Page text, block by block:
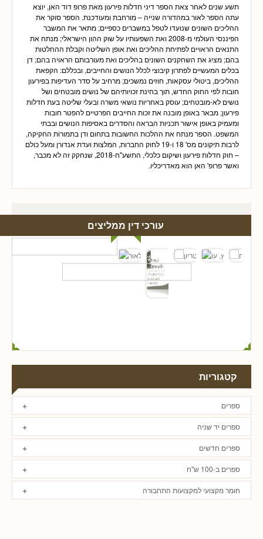
תשע שנים לאחר צאת הספר דיני חדלות פירעון מאת פרופ דוד האן, יוצא
עתה הספר לאור במהדורה שנייה – מורחבת ומעודכנת. הספר סוקר את
ההליכים השונים שנועדו לטפל במשברים כספיים; מתאר את המשבר
הפיננסי העולמי מ-2008 ואת השפעותיו על שוק ההון הישראלי; מנתח את
התנאים הראויים לפתיחת ההליכים ואת אופן השליטה וקבלת ההחלטות
בהם; מציג את השחקנים השונים בהליכים ואת מעורבותם הראויה בהם; דן
בכלים המעשיים לפתרון קיבוצי לכלל הנושים והחייבים, ובכללם: הקפאת
ההליכים, ביטולי עסקאות, חוזים נמשכים; מרחיב על סדר העדיפות בפירעון
חובות לפי החוק החדש, תוך בחינת זכויותיהם של נושים מובטחים ושל
נושים לא-מובטחים; עוסק באחריות נושאי משרה ובעלי שליטה בעת חדלות
פירעון; מבאר באופן מובנה את זכות החייבים הפרטיים להפטר חובות
ומעמיק באופן אישור תכניות הבראה והסדרים באסיפות הנושים ובבתי
המשפט. הספר מנתח את ההלכות החשובות בתחום ודן בתמורות החקיקה,
לרבות תיקונים מס' 18 ו-19 לחוק החברות, המלצות ועדת אנדורן ומעל כולם
– חוק חדלות פירעון ושיקום כלכלי, התשע"ח-2018, שנחקק זה לא מכבר,
ואשר פרופ' האן הוא מאדריכליו.
עורכי דין ממליצים
קטגוריות
ספרים
ספרים יד שניה
ספרים חדשים
ספרים ב-100 ש"ח
חומר מקצועי למקצועות התחבורה